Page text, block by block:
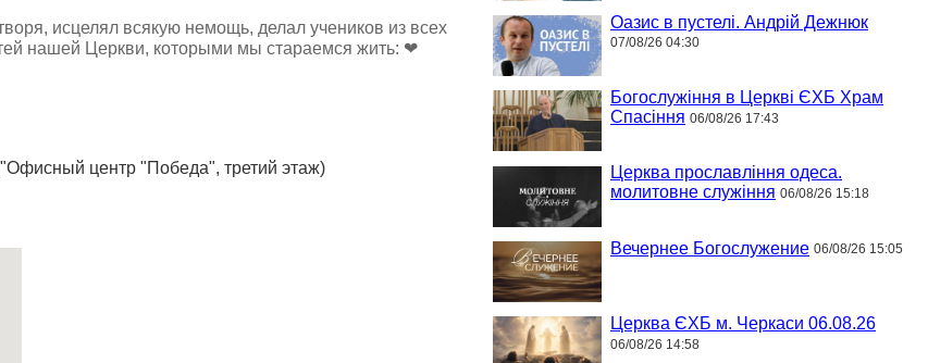
исцелял всякую немощь, делал учеников из всех
нашей Церкви, которыми мы стараемся жить: ❤
центр "Победа", третий этаж)
Оазис в пустелі. Андрій Дежнюк
07/08/26 04:30
Богослужіння в Церкві ЄХБ Храм
Спасіння 06/08/26 17:43
Церква прославління одеса.
молитовне служіння 06/08/26 15:18
Вечернее Богослужение 06/08/26 15:05
Церква ЄХБ м. Черкаси 06.08.26
06/08/26 14:58